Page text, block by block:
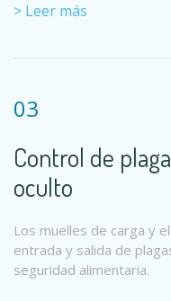
> Leer más
03
Control de
oculto
Los muelles de carga y
entrada y salida de
seguridad alimentaria.